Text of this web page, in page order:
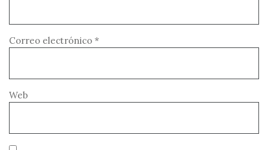
Correo electrónico *
Web